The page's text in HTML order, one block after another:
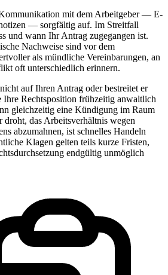
mit dem Arbeitgeber — E-
— sorgfältig auf. Im Streitfall
und wann Ihr Antrag zugegangen ist.
Nachweise sind vor dem
als mündliche Vereinbarungen, an
oft unterschiedlich erinnern.
auf Ihren Antrag oder bestreitet er
Ihre Rechtsposition frühzeitig anwaltlich
gleichzeitig eine Kündigung im Raum
droht, das Arbeitsverhältnis wegen
abzumahnen, ist schnelles Handeln
Klagen gelten teils kurze Fristen,
endgültig unmöglich